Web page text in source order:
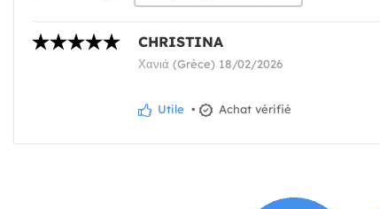
CHRISTINA
Χανιά (Grèce) 18/02/2026
Utile • Achat vérifié